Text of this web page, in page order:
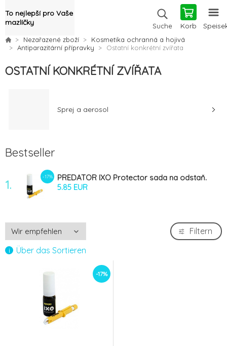
To nejlepší pro Vaše
mazlíčky
Suche Korb
Nezařazené zboží
Kosmetika ochranná a hojivá
Antiparazitární přípravky
Ostatní konkrétní zvířata
OSTATNÍ KONKRÉTNÍ ZVÍŘATA
Sprej a aerosol
Bestseller
1.
-17%
PREDATOR IXO Protector sada na odstaň.
klíšťat 12ml
5.85 EUR
Über das Sortieren
Filtern
-17%